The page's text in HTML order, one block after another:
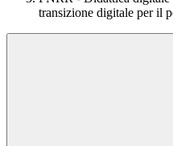
transizione digitale per il